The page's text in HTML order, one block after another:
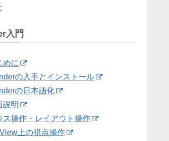
入門
めに
の入手とインストール
の日本語化
説明
ス操作・レイアウト操作
上の視点操作